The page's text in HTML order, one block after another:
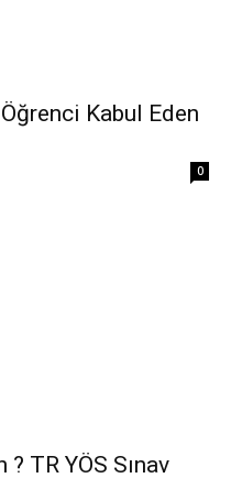
Kabul Eden
0
TR YÖS Sınav